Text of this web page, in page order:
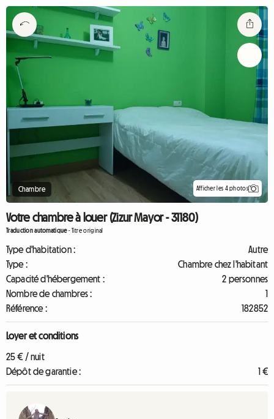
Chambre Afficher les 4 photos
Votre chambre à louer (Zizur Mayor - 31180)
Traduction automatique-Titre original
Type d'habitation :
Autre
Type :
Chambre chez l'habitant
Capacité d'hébergement :
2 personnes
Nombre de chambres :
1
Référence :
182852
Loyer et conditions
25 € / nuit
Dépôt de garantie :
1 €